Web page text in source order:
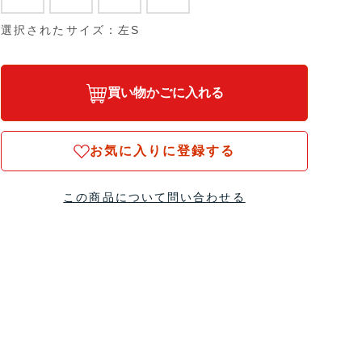
選択されたサイズ：左S
買い物かごに入れる
お気に入りに登録する
この商品について問い合わせる